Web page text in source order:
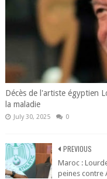
Décès de l'artiste égyptien
la maladie
July 30, 2025 0
PREVIOUS
Maroc :
peines contre